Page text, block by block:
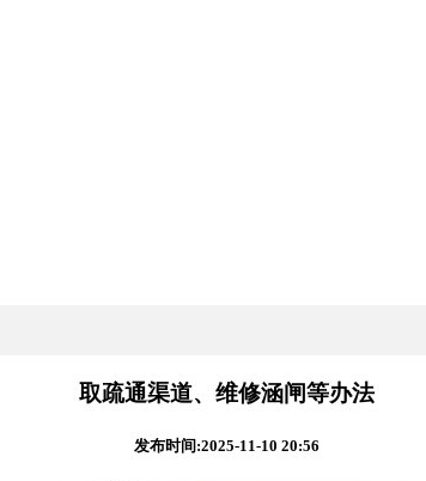
取疏通渠道、维修涵闸等办法
发布时间:2025-11-10 20:56